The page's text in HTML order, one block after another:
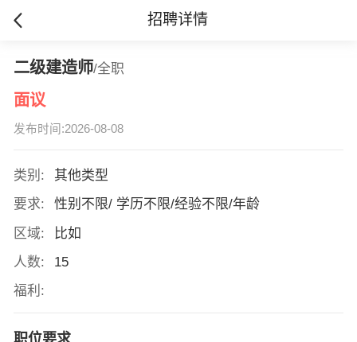
招聘详情
二级建造师/全职
面议
发布时间:2026-08-08
类别:
其他类型
要求:
性别不限/ 学历不限/经验不限/年龄
区域:
比如
人数:
15
福利:
职位要求